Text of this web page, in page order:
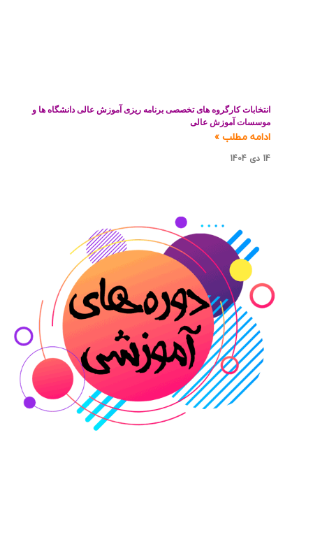
انتخابات کارگروه های تخصصی برنامه ریزی آموزش عالی دانشگاه ها و
موسسات آموزش عالی
ادامه مطلب »
14 دی 1404